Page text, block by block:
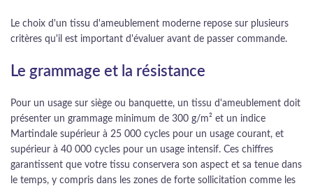
Le choix d'un tissu d'ameublement moderne repose sur plusieurs
critères qu'il est important d'évaluer avant de passer commande.
Le grammage et la résistance
Pour un usage sur siège ou banquette, un tissu d'ameublement doit
présenter un grammage minimum de 300 g/m² et un indice
Martindale supérieur à 25 000 cycles pour un usage courant, et
supérieur à 40 000 cycles pour un usage intensif. Ces chiffres
garantissent que votre tissu conservera son aspect et sa tenue dans
le temps, y compris dans les zones de forte sollicitation comme les